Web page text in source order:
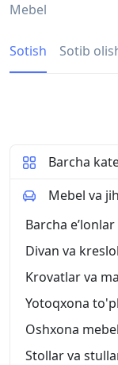
Mebel
Sotish Sotib
Barcha
Mebel va
Barcha eʼlonlar
Divan va
Krovatlar va
Yotoqxona
Oshxona
Stollar va